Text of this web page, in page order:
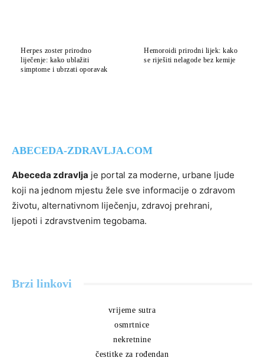
Herpes zoster prirodno
liječenje: kako ublažiti
simptome i ubrzati oporavak
Hemoroidi prirodni lijek: kako
se riješiti nelagode bez kemije
ABECEDA-ZDRAVLJA.COM
Abeceda zdravlja je portal za moderne, urbane ljude
koji na jednom mjestu žele sve informacije o zdravom
životu, alternativnom liječenju, zdravoj prehrani,
ljepoti i zdravstvenim tegobama.
Brzi linkovi
vrijeme sutra
osmrtnice
nekretnine
čestitke za rođendan